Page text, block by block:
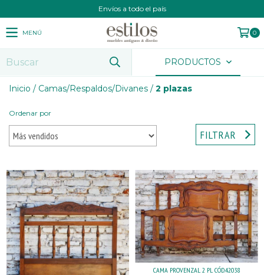
Envíos a todo el país
MENÚ 0
PRODUCTOS
Inicio / Camas/Respaldos/Divanes / 2 plazas
Ordenar por
FILTRAR
CAMA PROVENZAL 2 PL CÓD.42038